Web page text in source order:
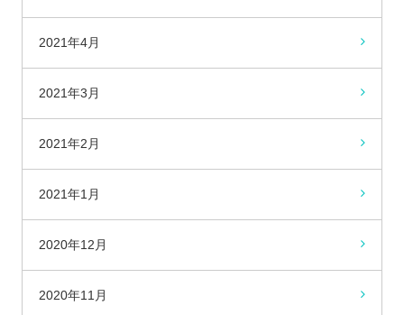
2021年4月
2021年3月
2021年2月
2021年1月
2020年12月
2020年11月